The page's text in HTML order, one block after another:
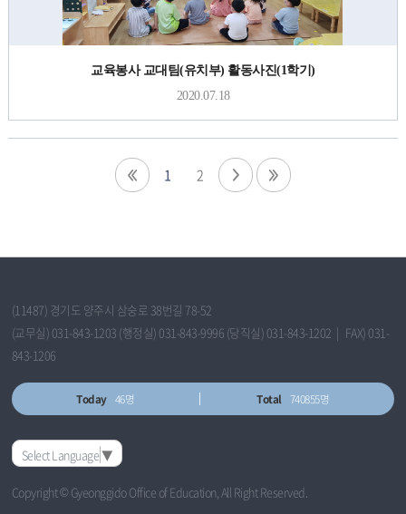
교육봉사 교대팀(유치부) 활동사진(1학기)
2020.07.18
1 2
(11487) 경기도 양주시 삼숭로 38번길 78-52
(교무실) 031-843-1203 (행정실) 031-843-9996 (당직실) 031-843-1202 | FAX) 031-
843-1206
Today 46명 Total 740855명
Select Language▼
Copyright © Gyeonggido Office of Education, All Right Reserved.